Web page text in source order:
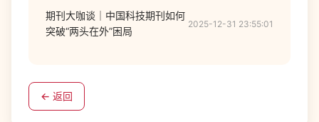
期刊大咖谈｜中国科技期刊如何
突破“两头在外”困局
2025-12-31 23:55:01
← 返回